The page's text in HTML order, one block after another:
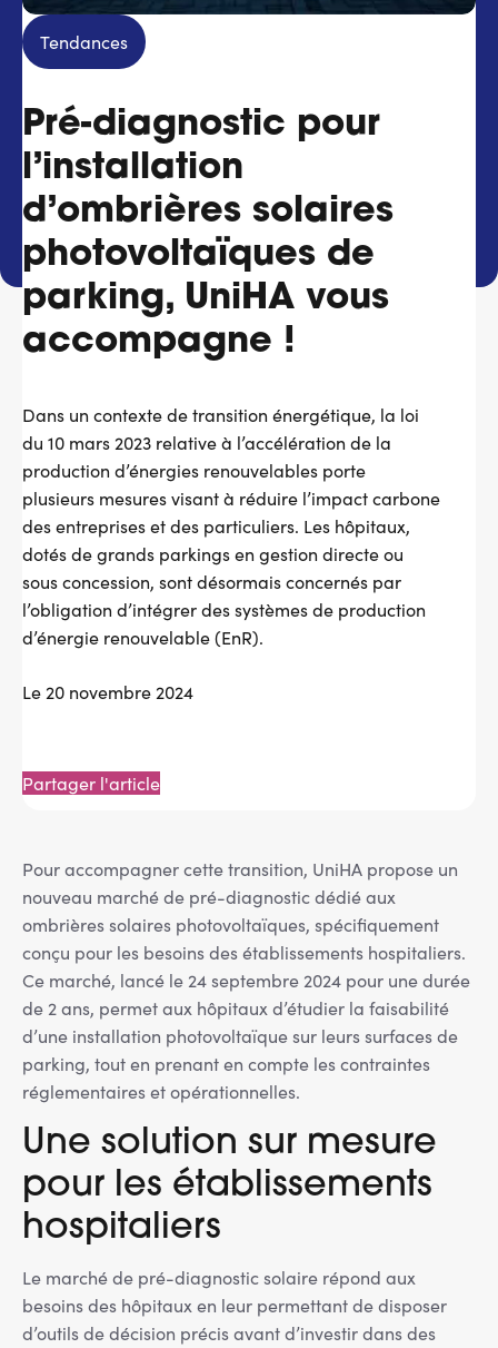
Services adhérents
Top
Fournisseurs
Recrutement
Espace presse
Aide & contact
Tendances
Pré-diagnostic pour
l’installation
d’ombrières solaires
photovoltaïques de
parking, UniHA vous
accompagne !
Dans un contexte de transition énergétique, la loi
du 10 mars 2023 relative à l’accélération de la
production d’énergies renouvelables porte
plusieurs mesures visant à réduire l’impact carbone
des entreprises et des particuliers. Les hôpitaux,
dotés de grands parkings en gestion directe ou
sous concession, sont désormais concernés par
l’obligation d’intégrer des systèmes de production
d’énergie renouvelable (EnR).
Le 20 novembre 2024
Partager l'article
Pour accompagner cette transition, UniHA propose un
nouveau marché de pré-diagnostic dédié aux
ombrières solaires photovoltaïques, spécifiquement
conçu pour les besoins des établissements hospitaliers.
Ce marché, lancé le 24 septembre 2024 pour une durée
de 2 ans, permet aux hôpitaux d’étudier la faisabilité
d’une installation photovoltaïque sur leurs surfaces de
parking, tout en prenant en compte les contraintes
réglementaires et opérationnelles.
Une solution sur mesure
pour les établissements
hospitaliers
Le marché de pré-diagnostic solaire répond aux
besoins des hôpitaux en leur permettant de disposer
d’outils de décision précis avant d’investir dans des